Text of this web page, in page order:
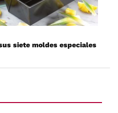
siete moldes especiales